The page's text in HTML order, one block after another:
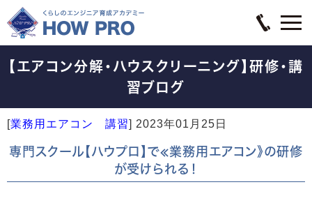
【エアコン分解・ハウスクリーニング】研修・講
習ブログ
[業務用エアコン 講習] 2023年01月25日
専門スクール【ハウプロ】で≪業務用エアコン》の研修
が受けられる！